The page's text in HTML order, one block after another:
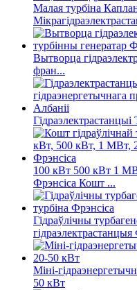
Малая турбіна
Вытворца
фран...
100 кВт 500 кВт 1
Фрэнсіса Кошт ...
Гідраўлічны
Міні-
50 кВт